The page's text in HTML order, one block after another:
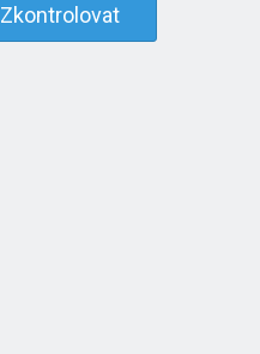
Zkontrolovat